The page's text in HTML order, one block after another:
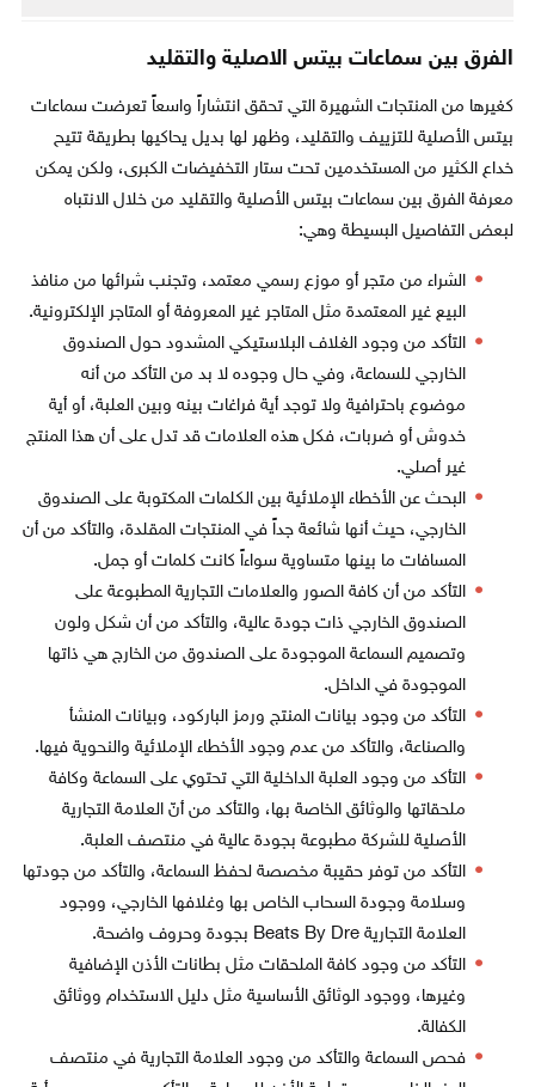
الفرق بين سماعات بيتس الاصلية والتقليد
كغيرها من المنتجات الشهيرة التي تحقق انتشاراً واسعاً تعرضت سماعات
بيتس الأصلية للتزييف والتقليد، وظهر لها بديل يحاكيها بطريقة تتيح
خداع الكثير من المستخدمين تحت ستار التخفيضات الكبرى، ولكن يمكن
معرفة الفرق بين سماعات بيتس الأصلية والتقليد من خلال الانتباه
لبعض التفاصيل البسيطة وهي:
الشراء من متجر أو موزع رسمي معتمد، وتجنب شرائها من منافذ
البيع غير المعتمدة مثل المتاجر غير المعروفة أو المتاجر الإلكترونية.
التأكد من وجود الغلاف البلاستيكي المشدود حول الصندوق
الخارجي للسماعة، وفي حال وجوده لا بد من التأكد من أنه
موضوع باحترافية ولا توجد أية فراغات بينه وبين العلبة، أو أية
خدوش أو ضربات، فكل هذه العلامات قد تدل على أن هذا المنتج
غير أصلي.
البحث عن الأخطاء الإملائية بين الكلمات المكتوبة على الصندوق
الخارجي، حيث أنها شائعة جداً في المنتجات المقلدة، والتأكد من أن
المسافات ما بينها متساوية سواءاً كانت كلمات أو جمل.
التأكد من أن كافة الصور والعلامات التجارية المطبوعة على
الصندوق الخارجي ذات جودة عالية، والتأكد من أن شكل ولون
وتصميم السماعة الموجودة على الصندوق من الخارج هي ذاتها
الموجودة في الداخل.
التأكد من وجود بيانات المنتج ورمز الباركود، وبيانات المنشأ
والصناعة، والتأكد من عدم وجود الأخطاء الإملائية والنحوية فيها.
التأكد من وجود العلبة الداخلية التي تحتوي على السماعة وكافة
ملحقاتها والوثائق الخاصة بها، والتأكد من أنّ العلامة التجارية
الأصلية للشركة مطبوعة بجودة عالية في منتصف العلبة.
التأكد من توفر حقيبة مخصصة لحفظ السماعة، والتأكد من جودتها
وسلامة وجودة السحاب الخاص بها وغلافها الخارجي، ووجود
العلامة التجارية Beats By Dre بجودة وحروف واضحة.
التأكد من وجود كافة الملحقات مثل بطانات الأذن الإضافية
وغيرها، ووجود الوثائق الأساسية مثل دليل الاستخدام ووثائق
الكفالة.
فحص السماعة والتأكد من وجود العلامة التجارية في منتصف